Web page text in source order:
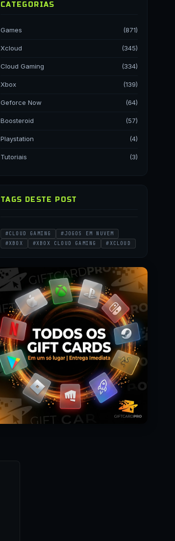
CATEGORIAS
Games (871)
Xcloud (345)
Cloud Gaming (334)
Xbox (139)
Geforce Now (64)
Boosteroid (57)
Playstation (4)
Tutoriais (3)
TAGS DESTE POST
#CLOUD GAMING
#JOGOS EM NUVEM
#XBOX
#XBOX CLOUD GAMING #XCLOUD